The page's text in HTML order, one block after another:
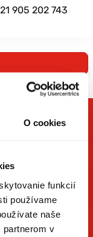
O cookies
funkcií
používame
naše
partnerom v
905 202 743